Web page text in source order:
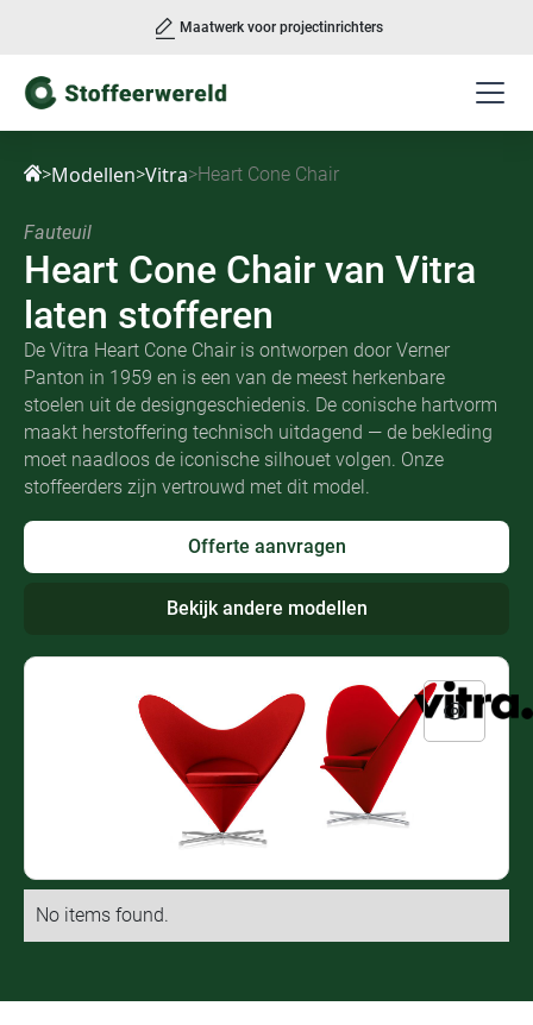
Maatwerk voor projectinrichters
>Modellen>Vitra>Heart Cone Chair
Fauteuil
Heart Cone Chair van Vitra
laten stofferen
De Vitra Heart Cone Chair is ontworpen door Verner
Panton in 1959 en is een van de meest herkenbare
stoelen uit de designgeschiedenis. De conische hartvorm
maakt herstoffering technisch uitdagend — de bekleding
moet naadloos de iconische silhouet volgen. Onze
stoffeerders zijn vertrouwd met dit model.
Offerte aanvragen
Bekijk andere modellen
No items found.